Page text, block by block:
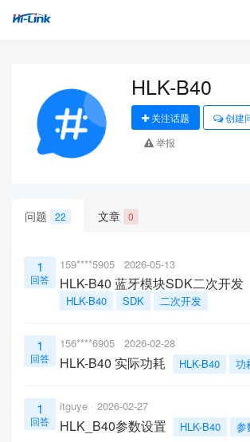
HLK-B40
关注话题
创建
举报
问题 22 文章 0
1
回答
159****5905 2026-05-13
HLK-B40 蓝牙模块SDK二次开发
HLK-B40 SDK 二次开发
1
回答
156****6905 2026-02-28
HLK-B40 实际功耗 HLK-B40 功
1
回答
itguye 2026-02-27
HLK_B40参数设置 HLK-B40 参